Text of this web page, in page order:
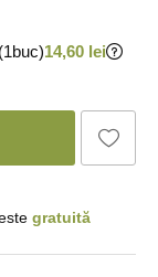
(1buc)14,60 lei
gratuită